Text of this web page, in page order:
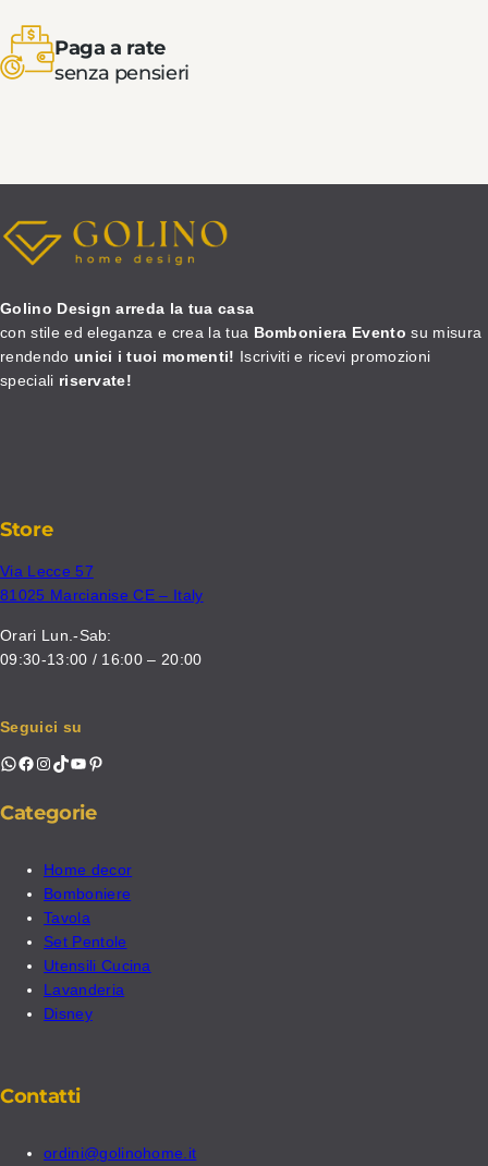
Paga a rate
senza pensieri
Golino Design arreda la tua casa
con stile ed eleganza e crea la tua Bomboniera Evento su misura
rendendo unici i tuoi momenti! Iscriviti e ricevi promozioni
speciali riservate!
Store
Via Lecce 57
81025 Marcianise CE – Italy
Orari Lun.-Sab:
09:30-13:00 / 16:00 – 20:00
Seguici su
WhatsApp Facebook Instagram TikTok YouTube Pinterest
Categorie
Home decor
Bomboniere
Tavola
Set Pentole
Utensili Cucina
Lavanderia
Disney
Contatti
ordini@golinohome.it